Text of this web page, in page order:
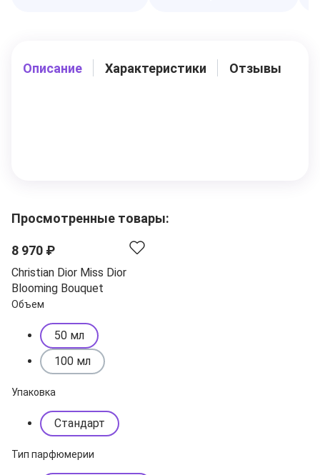
Описание Характеристики Отзывы
Просмотренные товары:
8 970 ₽
Christian Dior Miss Dior
Blooming Bouquet
Объем
50 мл
100 мл
Упаковка
Стандарт
Тип парфюмерии